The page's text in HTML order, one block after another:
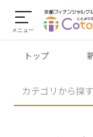
メニュー
カテゴリから探す
トップ